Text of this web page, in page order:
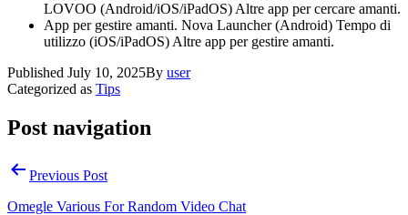
LOVOO (Android/iOS/iPadOS) Altre app per cercare amanti.
App per gestire amanti. Nova Launcher (Android) Tempo di
utilizzo (iOS/iPadOS) Altre app per gestire amanti.
Published July 10, 2025By user
Categorized as Tips
Post navigation
Previous Post
Omegle Various For Random Video Chat